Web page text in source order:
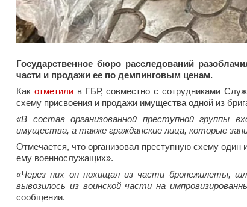
Государственное бюро расследований
части и продажи ее по демпинговым ценам.
Как отметилив ГБР, совместно с сотрудниками
схему присвоения и продажи имущества одной из
«В состав организованной преступной группы
имущества, а также гражданские лица, которые
Отмечается, что организовал преступную схему
ему военнослужащих».
«Через них он похищал из части бронежилеты,
вывозилось из воинской части на
сообщении.